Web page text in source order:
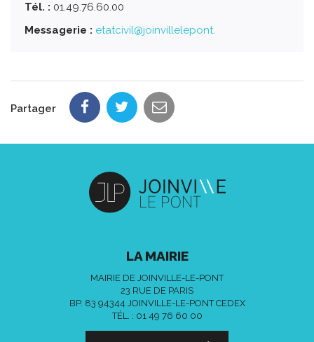
Tél. : 01.49.76.60.00
Messagerie : etatcivil@joinvillelepont.
Partager
LA MAIRIE
MAIRIE DE JOINVILLE-LE-PONT
23 RUE DE PARIS
BP. 83 94344 JOINVILLE-LE-PONT CEDEX
TÉL. : 01 49 76 60 00